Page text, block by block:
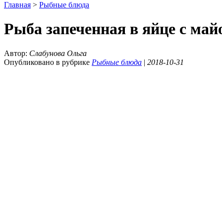
Главная > Рыбные блюда
Рыба запеченная в яйце с
Автор: Слабунова Ольга
Опубликовано в рубрике Рыбные блюда | 2018-10-31